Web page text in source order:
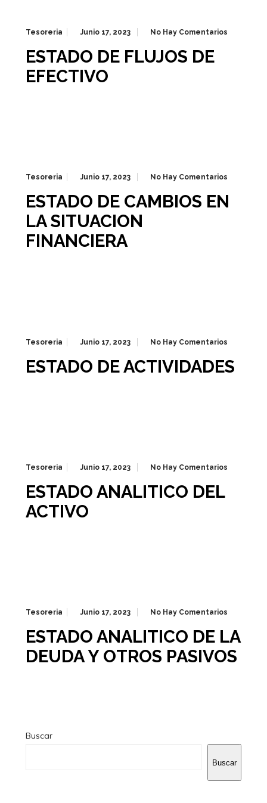
Tesoreria Junio 17, 2023 No Hay Comentarios
ESTADO DE FLUJOS DE
EFECTIVO
Tesoreria Junio 17, 2023 No Hay Comentarios
ESTADO DE CAMBIOS EN
LA SITUACION
FINANCIERA
Tesoreria Junio 17, 2023 No Hay Comentarios
ESTADO DE ACTIVIDADES
Tesoreria Junio 17, 2023 No Hay Comentarios
ESTADO ANALITICO DEL
ACTIVO
Tesoreria Junio 17, 2023 No Hay Comentarios
ESTADO ANALITICO DE LA
DEUDA Y OTROS PASIVOS
Buscar
Buscar